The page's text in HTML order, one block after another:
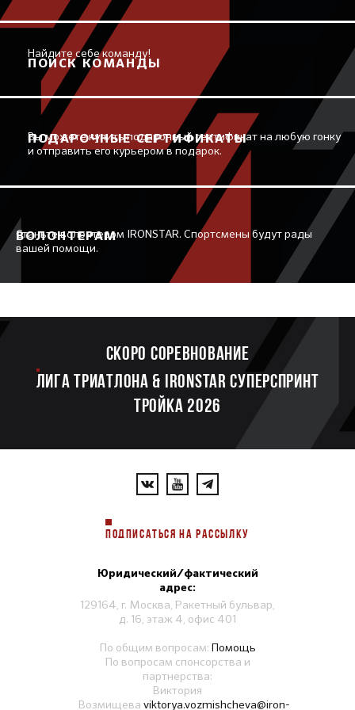
ПОИСК КОМАНДЫ
Найдите себе команду!
ПОДАРОЧНЫЕ СЕРТИФИКАТЫ
Вы можете купить подарочный сертификат на любую гонку
и отправить его курьером в подарок.
ВОЛОНТЕРАМ
Станьте волонтером IRONSTAR. Спортсмены будут рады
вашей помощи.
Скоро соревнование
ЛИГА ТРИАТЛОНА & IRONSTAR СУПЕРСПРИНТ
ТРОЙКА 2026
ПОДПИСАТЬСЯ НА РАССЫЛКУ
Юридический/фактический
адрес:
129164, г. Москва, Ракетный бульвар,
д. 16, этаж 4, офис 401
По общим вопросам: Помощь
По вопросам спонсорства и
партнерства:
Виктория
Возмищева viktorya.vozmishcheva@iron-